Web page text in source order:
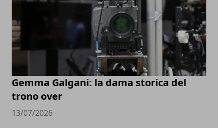
Gemma Galgani: la dama storica del
trono over
13/07/2026